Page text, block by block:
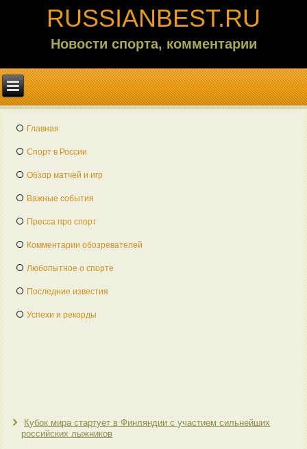
RUSSIANBEST.RU
Новости спорта, комментарии
Главная
Спорт в России
Обзор матчей и игр
Важные события
Пресса про спорт
Комментарии обозревателей
Любопытное о спорте
Последние известия
Успехи и рекорды
Кубок мира стартует в Финляндии с участием сильнейших
российских лыжников